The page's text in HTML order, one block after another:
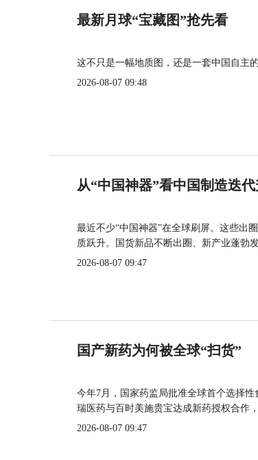
最新月球“宝藏图”抢先看
这不只是一幅地质图，还是一套中国自主的
2026-08-07 09:48
从“中国神器”看中国制造迭
最近不少“中国神器”在全球刷屏。这些出
质跃升。国货新品不断出圈、新产业蓬勃
2026-08-07 09:47
国产新药为何被全球“扫货”
今年7月，国家药监局批准全球首个选择
瑞医药与百时美施贵宝达成新药授权合作
2026-08-07 09:47